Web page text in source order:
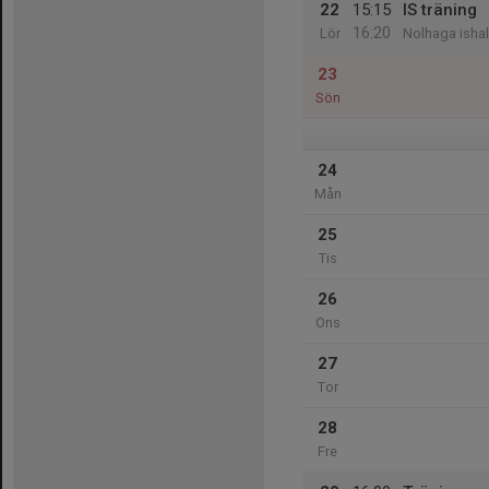
22
Lör
15:15
16:20
IS träning
Nolhaga ishall
23
Sön
24
Mån
25
Tis
26
Ons
27
Tor
28
Fre